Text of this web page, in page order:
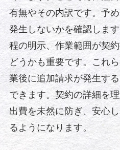
有無やその内訳です。予
発生しないかを確認しま
程の明示、作業範囲が契
どうかも重要です。これ
業後に追加請求が発生す
できます。契約の詳細を
出費を未然に防ぎ、安心
るようになります。